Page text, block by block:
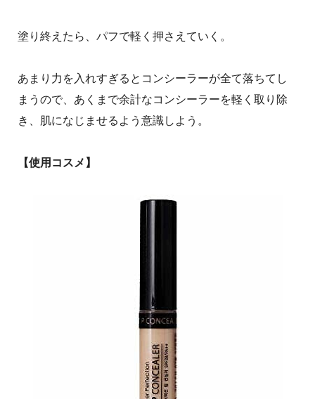
塗り終えたら、パフで軽く押さえていく。
あまり力を入れすぎるとコンシーラーが全て落ちてし
まうので、あくまで余計なコンシーラーを軽く取り除
き、肌になじませるよう意識しよう。
【使用コスメ】